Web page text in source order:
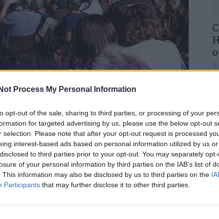
Process My Personal Information
opt-out of the sale, sharing to third parties, or processing of your
for targeted advertising by us, please use the below opt-out
selection. Please note that after your opt-out request is processed
interest-based ads based on personal information utilized by us
to third parties prior to your opt-out. You may separately
of your personal information by third parties on the IAB’s list of
This information may also be disclosed by us to third parties on the
Participants that may further disclose it to other third parties.
decorrer entre os próximos dias 4 e 6 de julho
de três dias, aquele que é já considerado
Centro e que promete um dos programas
reserva muitas surpresas e convidados de
que será anunciado brevemente. O tema